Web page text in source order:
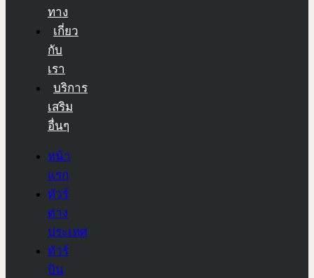
ทาง
เกี่ยว
กับ
เรา
บริการ
เสริม
อื่นๆ
หน้า
แรก
ทัวร์
ต่าง
ประเทศ
ทัวร์
บิน